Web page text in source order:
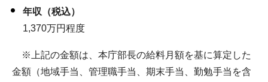
年収（税込）
1,370万円程度
※上記の金額は、本庁部長の給料月額を基に算定した
金額（地域手当、管理職手当、期末手当、勤勉手当を含